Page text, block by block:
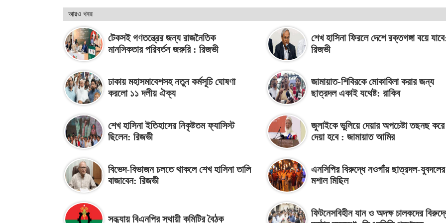
আরও খবর
টেকসই গণতন্ত্রের জন্য রাজনৈতিক
মানসিকতার পরিবর্তন জরুরি : রিজভী
শেখ হাসিনা ফিরলে দেশে রক্তগঙ্গা বয়ে
রিজভী
ঢাকায় মহাসমাবেশসহ নতুন কর্মসূচি ঘোষণা
করলো ১১ দলীয় ঐক্য
জামায়াত-শিবিরকে মোকাবিলা করার জন্য
ছাত্রদল একাই যথেষ্ট: রাকিব
শেখ হাসিনা ইতিহাসের নিকৃষ্টতম ফ্যাসিস্ট
ছিলেন: রিজভী
জুলাইকে ভুলিয়ে দেয়ার অপচেষ্টা তছনছ করে
দেয়া হবে : জামায়াত আমির
বিভেদ-বিভাজন চলতে থাকলে শেখ হাসিনা তালি
বাজাবেন: রিজভী
এনসিপির বিরুদ্ধে নওগাঁয় ছাত্রদল-যুবদলের
মশাল মিছিল
সন্ধ্যায় বিএনপির স্থায়ী কমিটির বৈঠক
ফিটনেসবিহীন যান ও অদক্ষ চালকদের